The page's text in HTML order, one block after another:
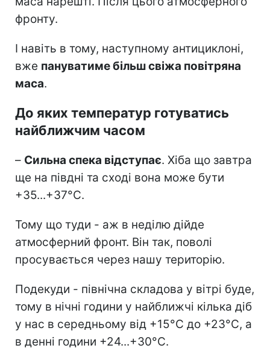
фронту.
І навіть в тому, наступному антициклоні,
вже пануватиме більш свіжа повітряна
маса.
До яких температур готуватись
найближчим часом
– Сильна спека відступає. Хіба що завтра
ще на півдні та сході вона може бути
+35...+37°С.
Тому що туди - аж в неділю дійде
атмосферний фронт. Він так, поволі
просувається через нашу територію.
Подекуди - північна складова у вітрі буде,
тому в нічні години у найближчі кілька діб
у нас в середньому від +15°С до +23°С, а
в денні години +24...+30°C.